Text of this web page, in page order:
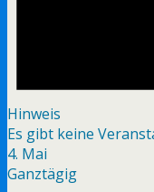
Hinweis
Es gibt keine
4. Mai
Ganztägig